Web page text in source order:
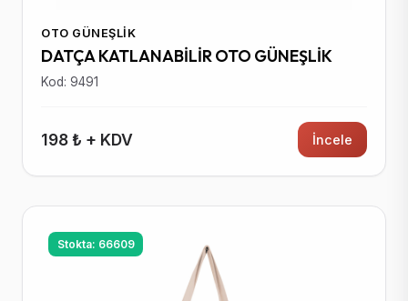
OTO GÜNEŞLIK
DATÇA KATLANABİLİR OTO GÜNEŞLİK
Kod: 9491
198 ₺ + KDV İncele
Stokta: 66609